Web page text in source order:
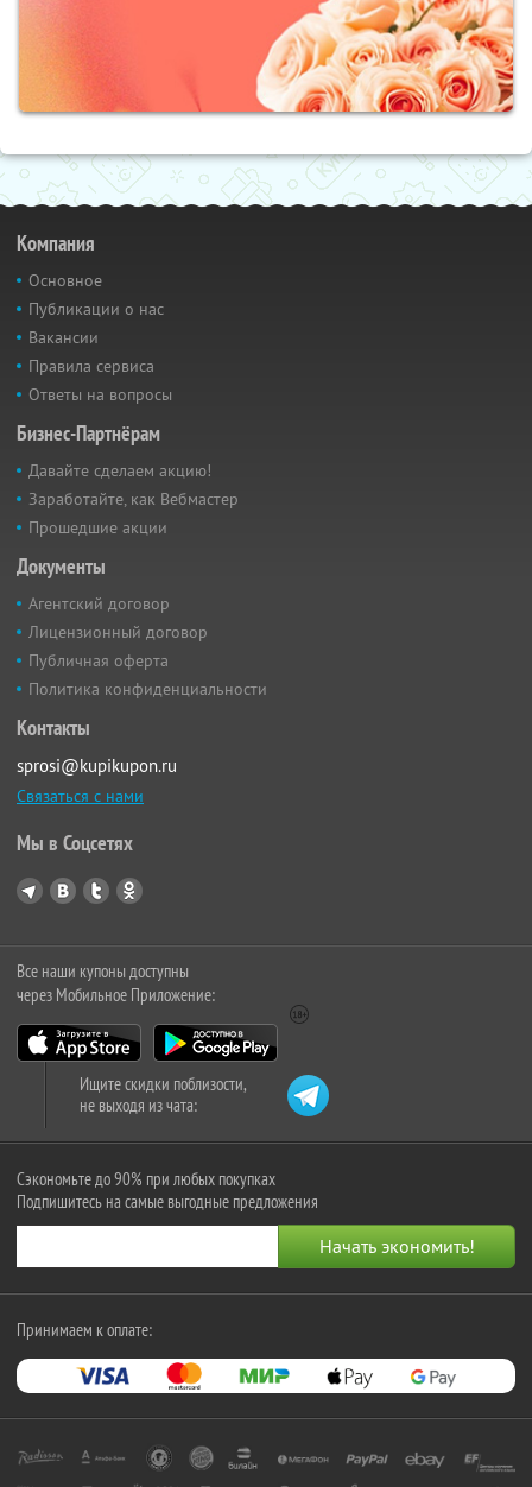
Компания
Основное
Публикации о нас
Вакансии
Правила сервиса
Ответы на вопросы
Бизнес-Партнёрам
Давайте сделаем акцию!
Заработайте, как Вебмастер
Прошедшие акции
Документы
Агентский договор
Лицензионный договор
Публичная оферта
Политика конфиденциальности
Контакты
sprosi@kupikupon.ru
Связаться с нами
Мы в Соцсетях
Все наши купоны доступны
через Мобильное Приложение:
Ищите скидки поблизости,
не выходя из чата:
Сэкономьте до 90% при любых покупках
Подпишитесь на самые выгодные предложения
Принимаем к оплате: